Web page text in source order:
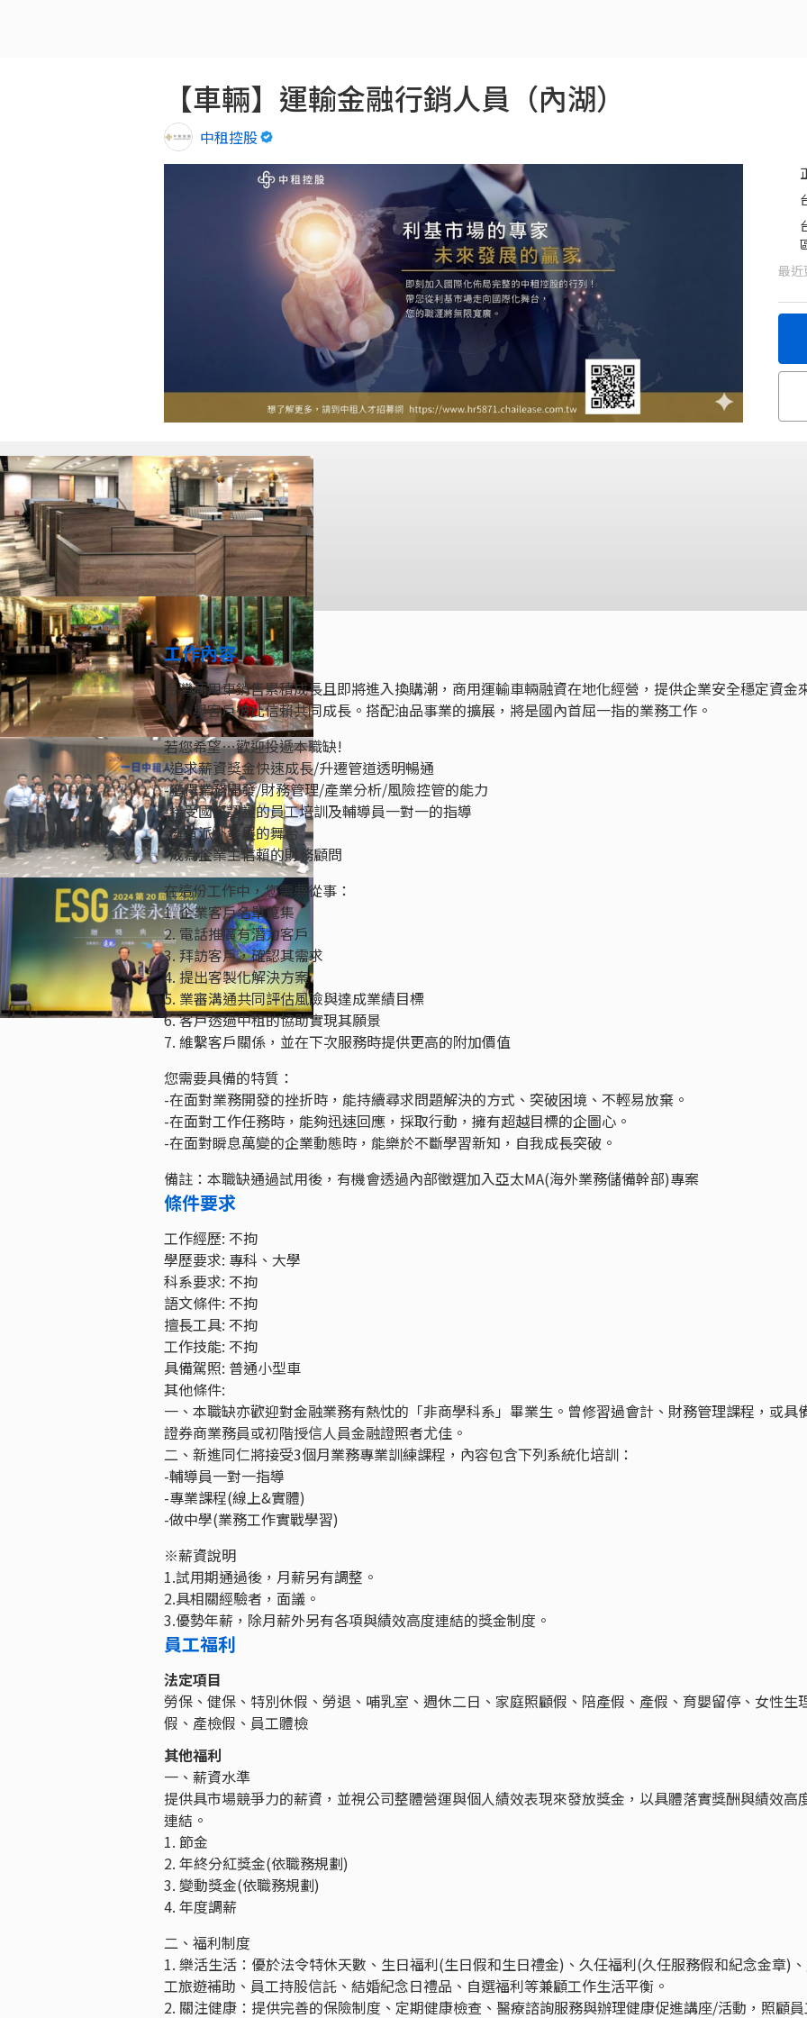
【車輛】運輸金融行銷人員（內湖）
中租控股
最
工作內容
台灣商用車銷售累積成長且即將進入換購潮，商用運輸車輛融資在地化經營，提供企業安全穩定資金
源，與客戶彼此信賴共同成長。搭配油品事業的擴展，將是國內首屈一指的業務工作。
若您希望…歡迎投遞本職缺!
-追求薪資獎金快速成長/升遷管道透明暢通
-獲得業務開發/財務管理/產業分析/風險控管的能力
-接受國際認證的員工培訓及輔導員一對一的指導
-擁有派外發展的舞台
-成為企業主信賴的財務顧問
在這份工作中，您需要從事：
1. 企業客戶名單蒐集
2. 電話推廣有潛力客戶
3. 拜訪客戶，確認其需求
4. 提出客製化解決方案
5. 業審溝通共同評估風險與達成業績目標
6. 客戶透過中租的協助實現其願景
7. 維繫客戶關係，並在下次服務時提供更高的附加價值
您需要具備的特質：
-在面對業務開發的挫折時，能持續尋求問題解決的方式、突破困境、不輕易放棄。
-在面對工作任務時，能夠迅速回應，採取行動，擁有超越目標的企圖心。
-在面對瞬息萬變的企業動態時，能樂於不斷學習新知，自我成長突破。
備註：本職缺通過試用後，有機會透過內部徵選加入亞太MA(海外業務儲備幹部)專案
條件要求
工作經歷: 不拘
學歷要求: 專科、大學
科系要求: 不拘
語文條件: 不拘
擅長工具: 不拘
工作技能: 不拘
具備駕照: 普通小型車
其他條件:
一、本職缺亦歡迎對金融業務有熱忱的「非商學科系」畢業生。曾修習過會計、財務管理課程，或具
證券商業務員或初階授信人員金融證照者尤佳。
二、新進同仁將接受3個月業務專業訓練課程，內容包含下列系統化培訓：
-輔導員一對一指導
-專業課程(線上&實體)
-做中學(業務工作實戰學習)
※薪資說明
1.試用期通過後，月薪另有調整。
2.具相關經驗者，面議。
3.優勢年薪，除月薪外另有各項與績效高度連結的獎金制度。
員工福利
法定項目
勞保、健保、特別休假、勞退、哺乳室、週休二日、家庭照顧假、陪產假、產假、育嬰留停、女性生
假、產檢假、員工體檢
其他福利
一、薪資水準
提供具市場競爭力的薪資，並視公司整體營運與個人績效表現來發放獎金，以具體落實獎酬與績效高
連結。
1. 節金
2. 年終分紅獎金(依職務規劃)
3. 變動獎金(依職務規劃)
4. 年度調薪
二、福利制度
1. 樂活生活：優於法令特休天數、生日福利(生日假和生日禮金)、久任福利(久任服務假和紀念金章)
工旅遊補助、員工持股信託、結婚紀念日禮品、自選福利等兼顧工作生活平衡。
2. 關注健康：提供完善的保險制度、定期健康檢查、醫療諮詢服務與辦理健康促進講座/活動，照顧